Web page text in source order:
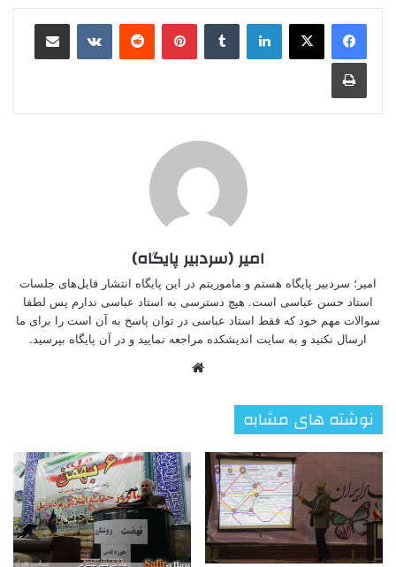
لینکدین ‫تامبلر ‫پین‌ترست‫رددیت ‫VKontakteاشتراک گذاری از طریق ایمیل
چاپ
امیر (سردبیر پایگاه)
امیر؛ سردبیر پایگاه هستم و ماموریتم در این پایگاه انتشار فایل‌های جلسات
استاد حسن عباسی است. هیچ دسترسی به استاد عباسی ندارم پس لطفا
سوالات مهم خود که فقط استاد عباسی در توان پاسخ به آن است را برای ما
ارسال نکنید و به سایت اندیشکده مراجعه نمایید و در آن پایگاه بپرسید.
نوشته های مشابه